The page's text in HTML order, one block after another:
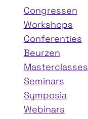
Congressen
Workshops
Conferenties
Beurzen
Masterclasses
Seminars
Symposia
Webinars